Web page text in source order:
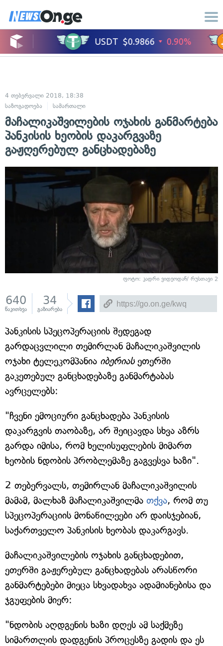
4 თებერვალი 2018, 18:38
საზოგადოება
სამართალი
მაჩალიკაშვილების ოჯახის განმარტება
პანკისის ხეობის დაკარგვაზე
გაჟღერებულ განცხადებაზე
ფოტო: კადრი ვიდეოდან/ რუსთავი 2
640
წაკითხვა
34
გაზიარება
პანკისის სპეცოპერაციის შედეგად
გარდაცვლილი თემირლან მაჩალიკაშვილის
ოჯახი ტელეკომპანია იბერიასეთერში
გაკეთებულ განცხადებაზე განმარტაბას
ავრცელებს:
"ჩვენი ემოციური განცხადება პანკისის
დაკარგვის თაობაზე, არ შეიცავდა სხვა აზრს
გარდა იმისა, რომ ხელისუფლების მიმართ
ხეობის ნდობის პრობლემაზე გაგვესვა ხაზი".
2 თებერვალს, თემირლან მაჩალიკაშვილის
მამამ, მალხაზ მაჩალიკაშვილმა თქვა, რომ თუ
სპეცოპერაციის მონაწილეები არ დაისჯებიან,
საქართველო პანკისის ხეობას დაკარგავს.
მაჩალიკაშვილების ოჯახის განცხადებით,
ეთერში გაჟერებულ განცხადებას არასწორი
განმარტებები მიეცა სხვადახვა ადამიანებისა და
ჯგუფების მიერ:
"ნდობის აღდგენის ხაზი დღეს ამ საქმეზე
სიმართლის დადგენის პროცესზე გადის და ეს